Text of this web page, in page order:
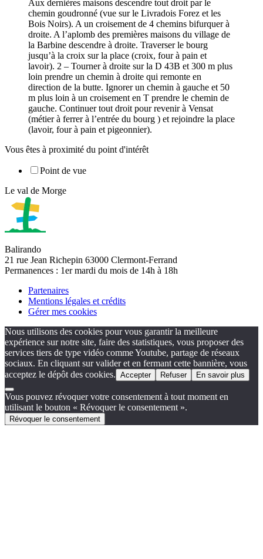
Aux dernières maisons descendre tout droit par le
chemin goudronné (vue sur le Livradois Forez et les
Bois Noirs). A un croisement de 4 chemins bifurquer à
droite. A l’aplomb des premières maisons du village de
la Barbine descendre à droite. Traverser le bourg
jusqu’à la croix sur la place (croix, four à pain et
lavoir). 2 – Tourner à droite sur la D 43B et 300 m plus
loin prendre un chemin à droite qui remonte en
direction de la butte. Ignorer un chemin à gauche et 50
m plus loin à un croisement en T prendre le chemin de
gauche. Continuer tout droit pour revenir à Vensat
(métier à ferrer à l’entrée du bourg ) et rejoindre la place
(lavoir, four à pain et pigeonnier).
Vous êtes à proximité du point d'intérêt
Point de vue
Le val de Morge
Balirando
21 rue Jean Richepin 63000 Clermont-Ferrand
Permanences : 1er mardi du mois de 14h à 18h
Partenaires
Mentions légales et crédits
Gérer mes cookies
Nous utilisons des cookies pour vous garantir la meilleure
expérience sur notre site, faire des statistiques, vous proposer des
services tiers de type vidéo comme Youtube, partage de réseaux
sociaux. En cliquant sur valider et en fermant cette bannière, vous
acceptez le dépôt des cookies. Accepter Refuser En savoir plus
Vous pouvez révoquer votre consentement à tout moment en
utilisant le bouton « Révoquer le consentement ».
Révoquer le consentement